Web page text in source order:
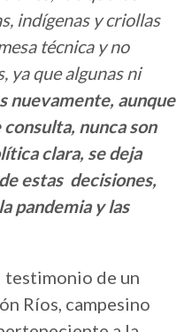
indígenas y criollas
técnica y no
ya que algunas ni
nuevamente, aunque
nunca son
clara, se deja
estas decisiones,
pandemia y las
testimonio de un
Ríos, campesino